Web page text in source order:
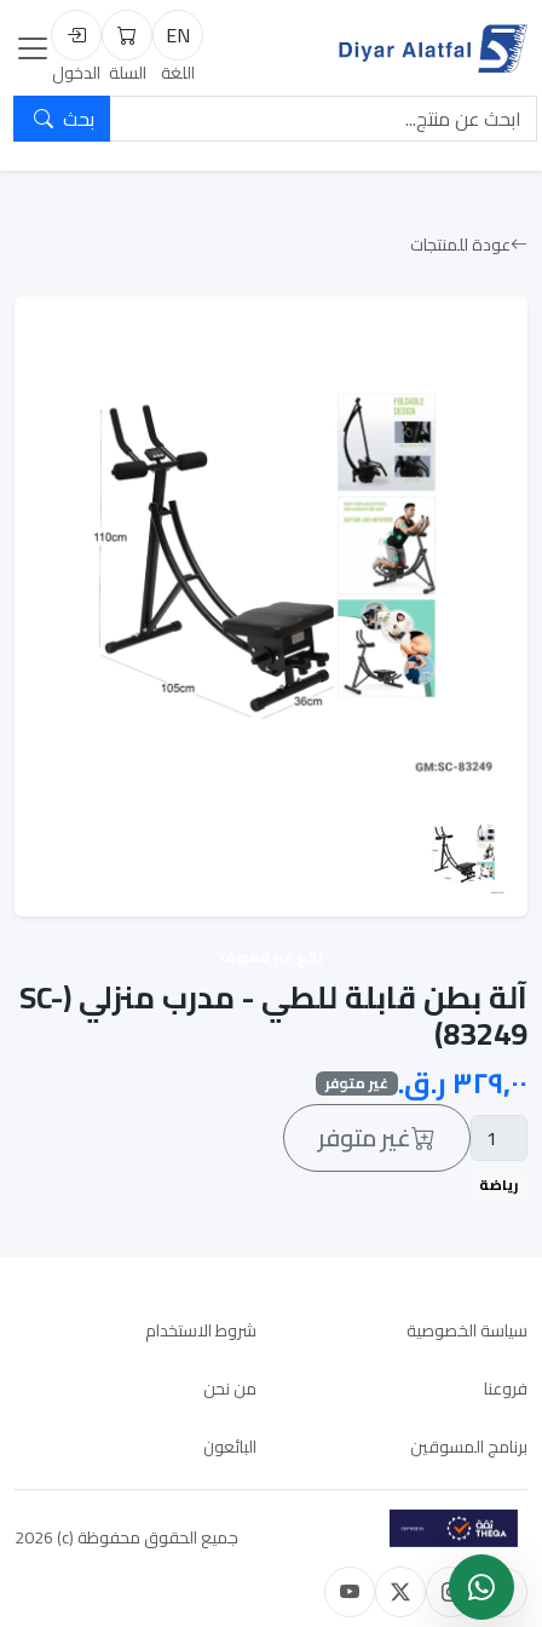
EN
اللغة
السلة
السلة
تسجيل
الدخول
بحث
عودة للمنتجات
آلة بطن قابلة للطي - مدرب منزلي (SC-
83249)
غير متوفر
غير متوفر
رياضة
سياسة الخصوصية
شروط الاستخدام
فروعنا
من نحن
برنامج المسوقين
البائعون
جميع الحقوق محفوظة (c) 2026